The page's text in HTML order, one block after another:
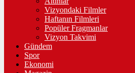
Vizyondaki Filmler
Haftanın Filmleri
Popüler Fragmanlar
Vizyon Takvimi
Gündem
Spor
Ekonomi